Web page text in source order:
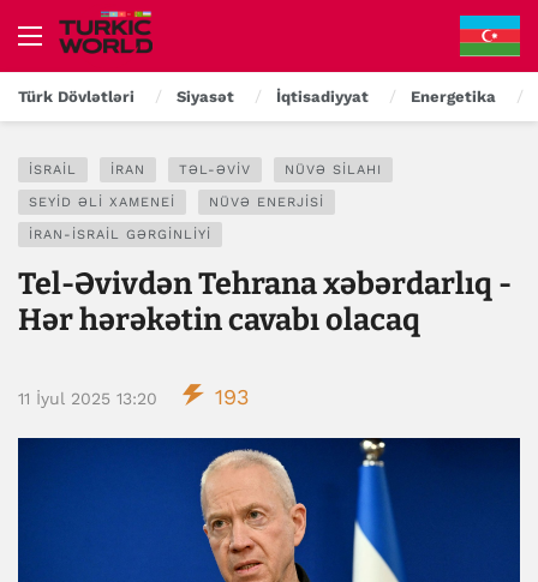
Türk Dövlətləri Siyasət İqtisadiyyat Energetika
İSRAIL İRAN TƏL-ƏVIV NÜVƏ SILAHI
SEYID ƏLI XAMENEI NÜVƏ ENERJISI
İRAN-İSRAIL GƏRGINLIYI
Tel-Əvivdən Tehrana xəbərdarlıq -
Hər hərəkətin cavabı olacaq
11 İyul 2025 13:20 193